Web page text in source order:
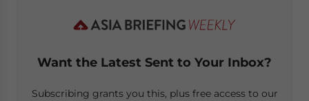
Want the Latest Sent to Your Inbox?
Subscribing grants you this, plus free access to our